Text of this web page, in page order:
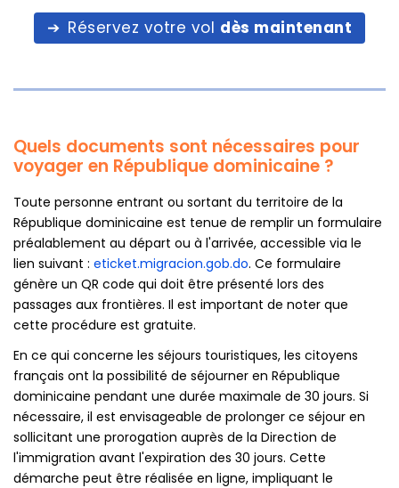
Réservez votre vol dès maintenant
Quels documents sont nécessaires pour
voyager en République dominicaine ?
Toute personne entrant ou sortant du territoire de la
République dominicaine est tenue de remplir un formulaire
préalablement au départ ou à l'arrivée, accessible via le
lien suivant : eticket.migracion.gob.do. Ce formulaire
génère un QR code qui doit être présenté lors des
passages aux frontières. Il est important de noter que
cette procédure est gratuite.
En ce qui concerne les séjours touristiques, les citoyens
français ont la possibilité de séjourner en République
dominicaine pendant une durée maximale de 30 jours. Si
nécessaire, il est envisageable de prolonger ce séjour en
sollicitant une prorogation auprès de la Direction de
l'immigration avant l'expiration des 30 jours. Cette
démarche peut être réalisée en ligne, impliquant le